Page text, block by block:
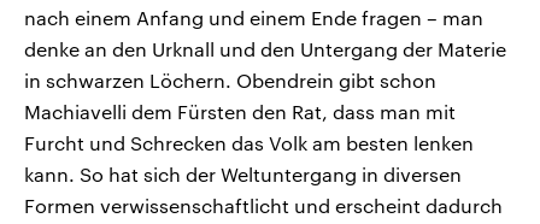
nach einem Anfang und einem Ende fragen – man
denke an den Urknall und den Untergang der Materie
in schwarzen Löchern. Obendrein gibt schon
Machiavelli dem Fürsten den Rat, dass man mit
Furcht und Schrecken das Volk am besten lenken
kann. So hat sich der Weltuntergang in diversen
Formen verwissenschaftlicht und erscheint dadurch